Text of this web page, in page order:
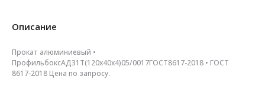
Описание
Прокат алюминиевый •
ПрофильбоксАД31Т(120х40х4)05/0017ГОСТ8617-2018 • ГОСТ
8617-2018 Цена по запросу.